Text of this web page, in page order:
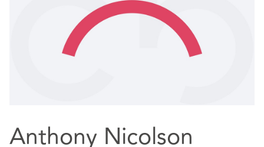
Anthony Nicolson